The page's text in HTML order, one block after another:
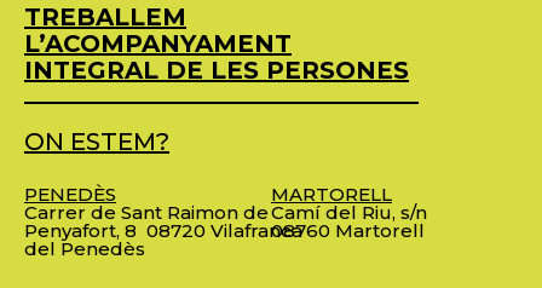
TREBALLEM
L’ACOMPANYAMENT
INTEGRAL DE LES PERSONES
ON ESTEM?
PENEDÈS
Carrer de Sant Raimon de
Penyafort, 8 08720 Vilafranca
del Penedès
MARTORELL
Camí del Riu, s/n
08760 Martorell